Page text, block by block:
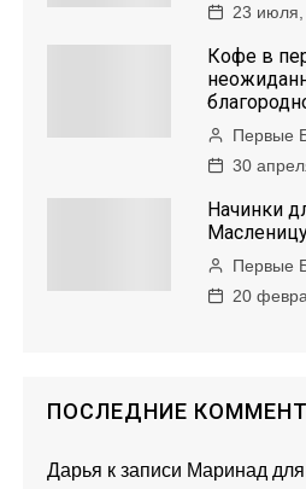
23 июля,
Кофе в
Первые
30
Начинки
Первые
20
ПОСЛЕДНИЕ
Дарья к записи Маринад для